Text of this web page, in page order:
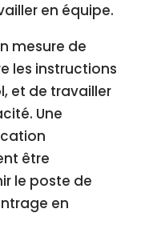
en équipe.
mesure de
les instructions
et de travailler
Une
être
le poste de
en